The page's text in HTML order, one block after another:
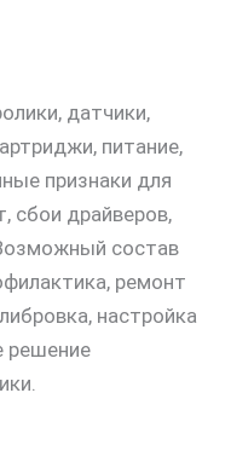
датчики,
питание,
признаки для
сбои драйверов,
состав
ремонт
настройка
решение